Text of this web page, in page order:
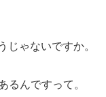
じゃないですか。
るんですって。